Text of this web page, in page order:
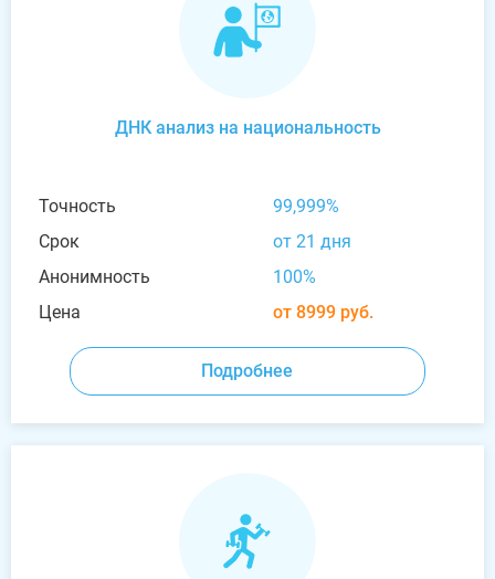
ДНК анализ на национальность
Точность
99,999%
Срок
от 21 дня
Анонимность
100%
Цена
от 8999 руб.
Подробнее